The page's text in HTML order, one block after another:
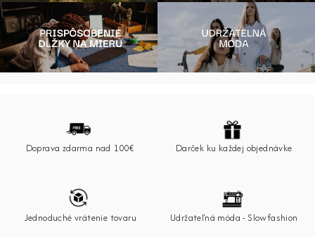
Doprava zdarma nad 100€ Darček ku každej objednávke
Jednoduché vrátenie tovaru Udržateľná móda - Slowfashion